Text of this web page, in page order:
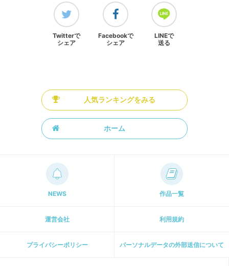
Twitterで
シェア
Facebookで
シェア
LINEで
送る
人気ランキングをみる
ホーム
NEWS 作品一覧
運営会社 利用規約
プライパシーポリシー パーソナルデータの外部送信について